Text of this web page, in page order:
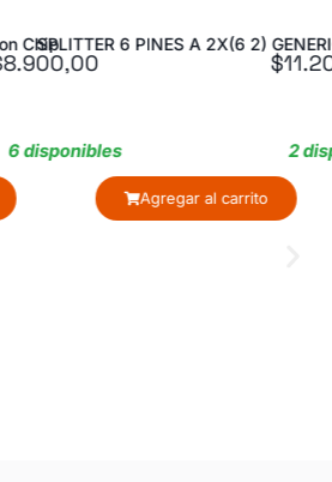
Conversor Hdmi A Vga Fijo Int.Co
11.200,00
2 disponibles
Agregar al carrito
$
9